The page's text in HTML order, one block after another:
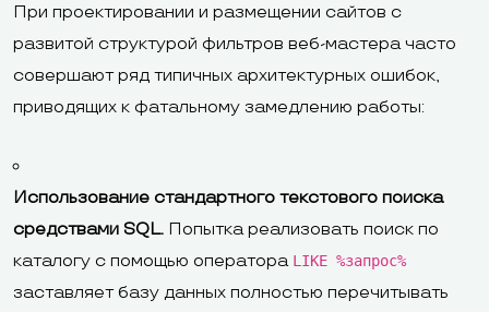
При проектировании и размещении сайтов с
развитой структурой фильтров веб-мастера часто
совершают ряд типичных архитектурных ошибок,
приводящих к фатальному замедлению работы:
Использование стандартного текстового поиска
средствами SQL. Попытка реализовать поиск по
каталогу с помощью оператора LIKE %запрос%
заставляет базу данных полностью перечитывать